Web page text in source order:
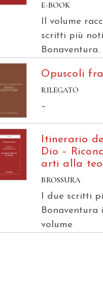
E-BOOK
Il volume
scritti più
Bonaventura.
Opuscoli
RILEGATO
–
Itinerario
Dio –
arti alla
BROSSURA
I due scritti
Bonaventura
volume